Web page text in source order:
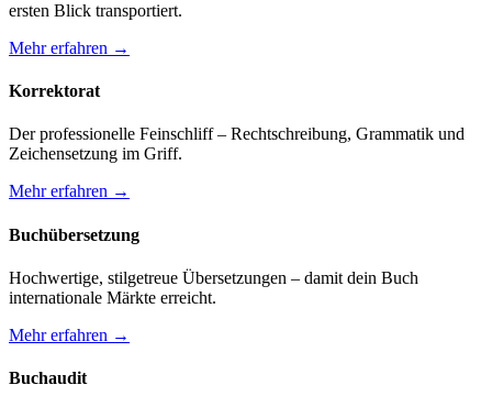
ersten Blick transportiert.
Mehr erfahren →
Korrektorat
Der professionelle Feinschliff – Rechtschreibung, Grammatik und
Zeichensetzung im Griff.
Mehr erfahren →
Buchübersetzung
Hochwertige, stilgetreue Übersetzungen – damit dein Buch
internationale Märkte erreicht.
Mehr erfahren →
Buchaudit